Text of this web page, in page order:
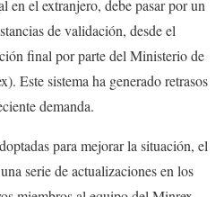
en el extranjero, debe pasar por un
de validación, desde el
final por parte del Ministerio de
Este sistema ha generado retrasos
demanda.
para mejorar la situación, el
serie de actualizaciones en los